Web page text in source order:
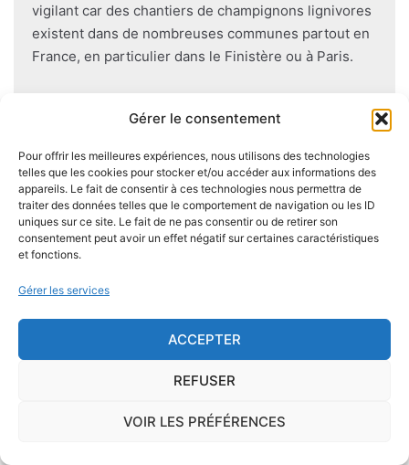
Gérer le consentement
Pour offrir les meilleures expériences, nous utilisons des technologies
telles que les cookies pour stocker et/ou accéder aux informations des
appareils. Le fait de consentir à ces technologies nous permettra de
traiter des données telles que le comportement de navigation ou les ID
uniques sur ce site. Le fait de ne pas consentir ou de retirer son
consentement peut avoir un effet négatif sur certaines caractéristiques
et fonctions.
Gérer les services
ACCEPTER
REFUSER
VOIR LES PRÉFÉRENCES
vigilant car des chantiers de champignons lignivores
existent dans de nombreuses communes partout en
France, en particulier dans le Finistère ou à Paris.
dans un logement contenant du bois, des règles sont
à respecter lors de la construction de celui-ci.
Utiliser des bois secs, éviter autant que possible le
contact direct entre le bois et le sol, s'assurer de
l'étanchéité des façades et toitures ou encore
prévoir des aérations en sous-sol limitent les risques
majeurs d'apparition de champignons lignivores.
Je demande le descriptif des
risques pour ma ville